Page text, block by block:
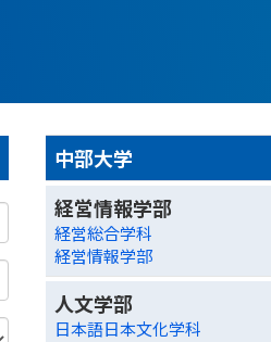
中部大学
経営情報学部
経営総合学科
経営情報学部
人文学部
日本語日本文化学科